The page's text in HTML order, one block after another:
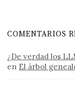
COMENTARIOS
¿De verdad los
en El árbol